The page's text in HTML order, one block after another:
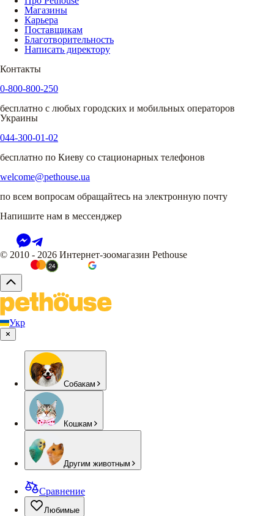
Магазины
Карьера
Поставщикам
Благотворительность
Написать директору
Контакты
0-800-800-250
бесплатно с любых городских и мобильных операторов
Украины
044-300-01-02
бесплатно по Киеву со стационарных телефонов
welcome@pethouse.ua
по всем вопросам обращайтесь на электронную почту
Напишите нам в мессенджер
© 2010 - 2026 Интернет-зоомагазин Pethouse
Укр
Собакам
Кошкам
Другим животным
Сравнение
Любимые